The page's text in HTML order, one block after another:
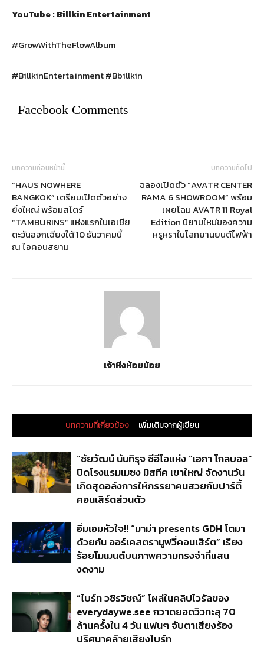
YouTube : Billkin Entertainment
#GrowWithTheFlowAlbum
#BillkinEntertainment #Bbillkin
Facebook Comments
บทความก่อนหน้านี้
“HAUS NOWHERE
BANGKOK” เตรียมเปิดตัวอย่าง
ยิ่งใหญ่ พร้อมสโตร์
“TAMBURINS” แห่งแรกในเอเชีย
ตะวันออกเฉียงใต้ 10 ธันวาคมนี้
ณ ไอคอนสยาม
บทความถัดไป
ฉลองเปิดตัว “AVATR CENTER
RAMA 6 SHOWROOM” พร้อม
เผยโฉม AVATR 11 Royal
Edition นิยามใหม่ของความ
หรูหราในโลกยานยนต์ไฟฟ้า
เจ้าหิ่งห้อยน้อย
บทความที่เกี่ยวข้อง เพิ่มเติมจากผู้เขียน
“ชัยวัฒน์ นันทิรุจ ซีอีโอแห่ง “เอกา โกลบอล”
ปิดโรงแรมเมซง มิสทีค เขาใหญ่ จัดงานวัน
เกิดสุดอลังการให้ภรรยาคนสวยกับปาร์ตี้
คอนเสิร์ตส่วนตัว
อิ่มเอมหัวใจ!! “มาม่า presents GDH โตมา
ด้วยกัน ออร์เคสตรามูฟวี่คอนเสิร์ต” เรียง
ร้อยโมเมนต์บนภาพความทรงจำที่แสน
งดงาม
“ไบร์ท วชิรวิชญ์” โผล่ในคลิปไวรัลของ
everydaywe.see กวาดยอดวิวทะลุ 70
ล้านครั้งใน 4 วัน แฟนๆ จับตาเสียงร้อง
ปริศนาคล้ายเสียงไบร์ท